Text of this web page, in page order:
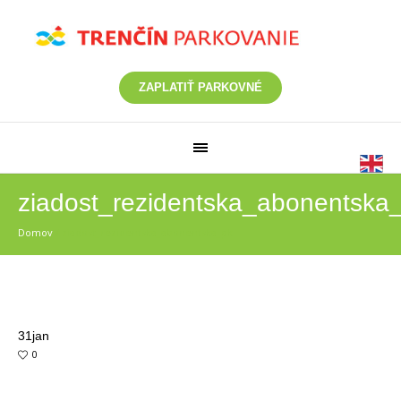
ZAPLATIŤ PARKOVNÉ
Domov
31 jan
0